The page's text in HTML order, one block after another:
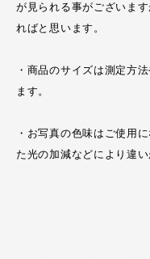
が見られる事がございま
ればと思います。
・商品のサイズは測定方
ます。
・お写真の色味はご使用
た光の加減などにより違